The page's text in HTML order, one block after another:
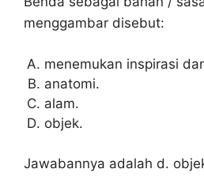
menggambar disebut:
menemukan inspirasi
anatomi.
alam.
objek.
Jawabannya adalah d.